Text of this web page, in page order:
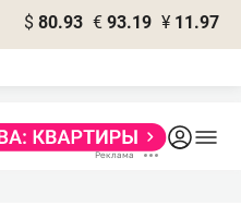
$ 80.93 € 93.19 ¥ 11.97